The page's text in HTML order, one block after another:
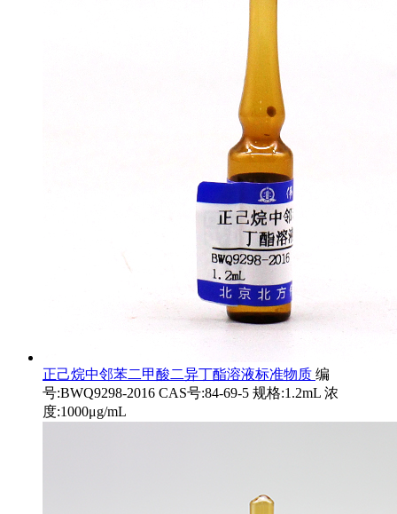
正己烷中邻苯二甲酸二异丁酯溶液标准物质 编
号:BWQ9298-2016 CAS号:84-69-5 规格:1.2mL 浓
度:1000μg/mL